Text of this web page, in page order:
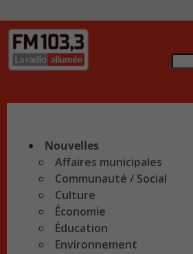
Nouvelles
Affaires municipales
Communauté / Social
Culture
Économie
Éducation
Environnement